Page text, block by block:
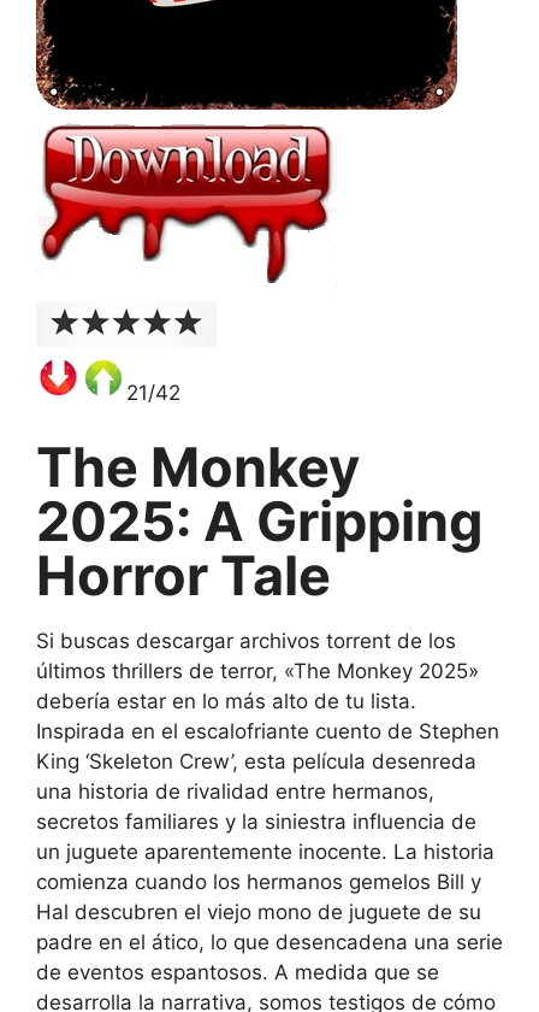
21/42
The Monkey
2025: A Gripping
Horror Tale
Si buscas descargar archivos torrent de los
últimos thrillers de terror, «The Monkey 2025»
debería estar en lo más alto de tu lista.
Inspirada en el escalofriante cuento de Stephen
King ‘Skeleton Crew’, esta película desenreda
una historia de rivalidad entre hermanos,
secretos familiares y la siniestra influencia de
un juguete aparentemente inocente. La historia
comienza cuando los hermanos gemelos Bill y
Hal descubren el viejo mono de juguete de su
padre en el ático, lo que desencadena una serie
de eventos espantosos. A medida que se
desarrolla la narrativa, somos testigos de cómo